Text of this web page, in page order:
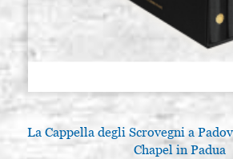
La Cappella degli Scrovegni a
Chapel in Padua